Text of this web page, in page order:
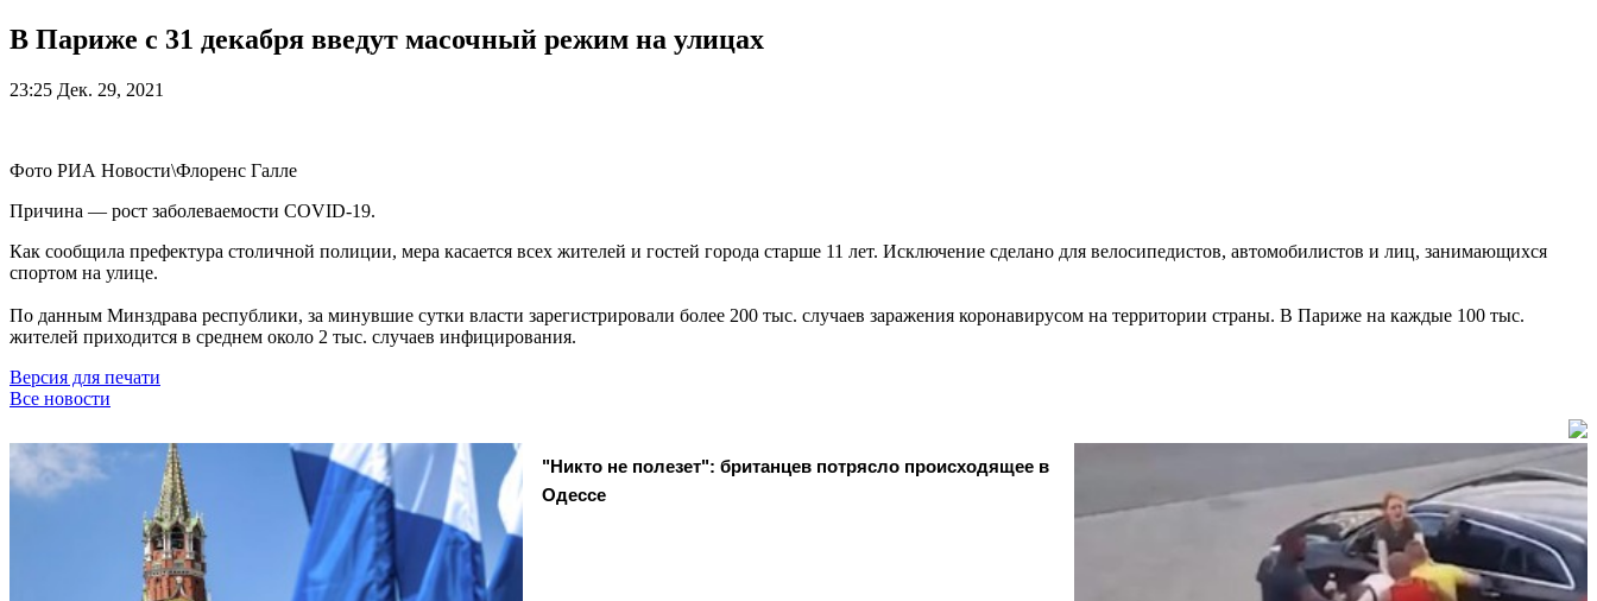
В Париже с 31 декабря введут масочный режим на улицах
23:25 Дек. 29, 2021
Фото РИА Новости\Флоренс Галле
Причина — рост заболеваемости COVID-19.
Как сообщила префектура столичной полиции, мера касается всех жителей и гостей города старше 11 лет. Исключение сделано для велосипедистов, автомобилистов и лиц, занимающихся
спортом на улице.
По данным Минздрава республики, за минувшие сутки власти зарегистрировали более 200 тыс. случаев заражения коронавирусом на территории страны. В Париже на каждые 100 тыс.
жителей приходится в среднем около 2 тыс. случаев инфицирования.
Версия для печати
Все новости
"Никто не полезет": британцев потрясло происходящее в
Одессе